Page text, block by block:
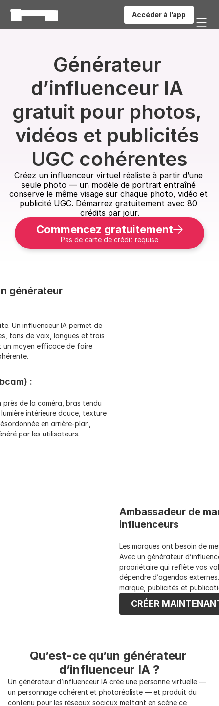
Accéder à l’app
Générateur
d’influenceur IA
gratuit pour photos,
vidéos et publicités
UGC cohérentes
Créez un influenceur virtuel réaliste à partir d’une
seule photo — un modèle de portrait entraîné
conserve le même visage sur chaque photo, vidéo et
publicité UGC. Démarrez gratuitement avec 80
crédits par jour.
Commencez gratuitement
Pas de carte de crédit requise
générateur
Un influenceur IA permet de
tons de voix, langues et trois
un moyen efficace de faire
:
de la caméra, bras tendu
intérieure douce, texture
en arrière-plan,
par les utilisateurs.
Ambassadeur de
influenceurs
Les marques ont besoin de
Avec un générateur
propriétaire qui reflète vos
dépendre d’agendas
marque, publicités et
CRÉER
Qu’est-ce qu’un générateur
d’influenceur IA ?
Un générateur d’influenceur IA crée une personne virtuelle —
un personnage cohérent et photoréaliste — et produit du
contenu pour les réseaux sociaux mettant en scène ce